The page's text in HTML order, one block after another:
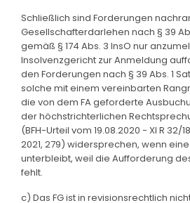
Schließlich sind Forderungen
Gesellschafterdarlehen nach § 39
gemäß § 174 Abs. 3 InsO nur
Insolvenzgericht zur Anmeldung
den Forderungen nach § 39 Abs. 1
solche mit einem vereinbarten
die von dem FA geforderte
der höchstrichterlichen
(BFH-Urteil vom 19.08.2020 - XI R 32/
2021, 279) widersprechen, wenn
unterbleibt, weil die Aufforderung
fehlt.
c) Das FG ist in revisionsrechtlich